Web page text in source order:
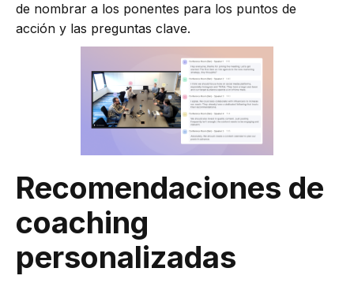
de nombrar a los ponentes para los puntos de
acción y las preguntas clave.
Recomendaciones de
coaching
personalizadas